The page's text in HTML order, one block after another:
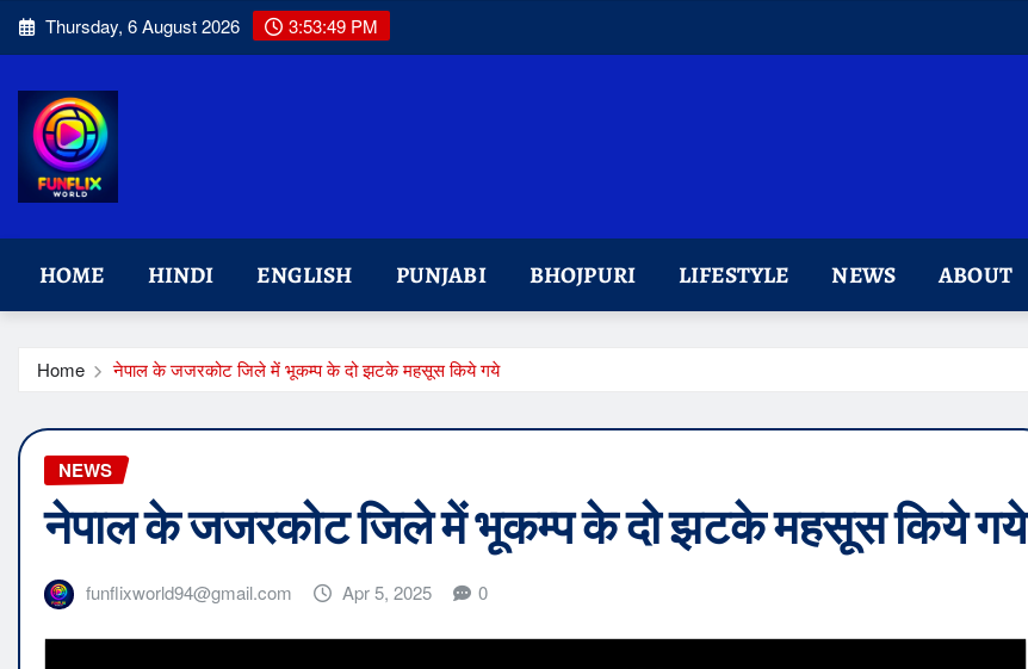
Skip Thursday, 6 August 2026 3:53:51 PM
HOME HINDI ENGLISH PUNJABI BHOJPURI LIFESTYLE NEWS ABOUT
Home नेपाल के जजरकोट जिले में भूकम्प के दो झटके महसूस किये गये
NEWS
नेपाल के जजरकोट जिले में भूकम्प के दो झटके महसूस किये गये
funflixworld94@gmail.com Apr 5, 2025 0